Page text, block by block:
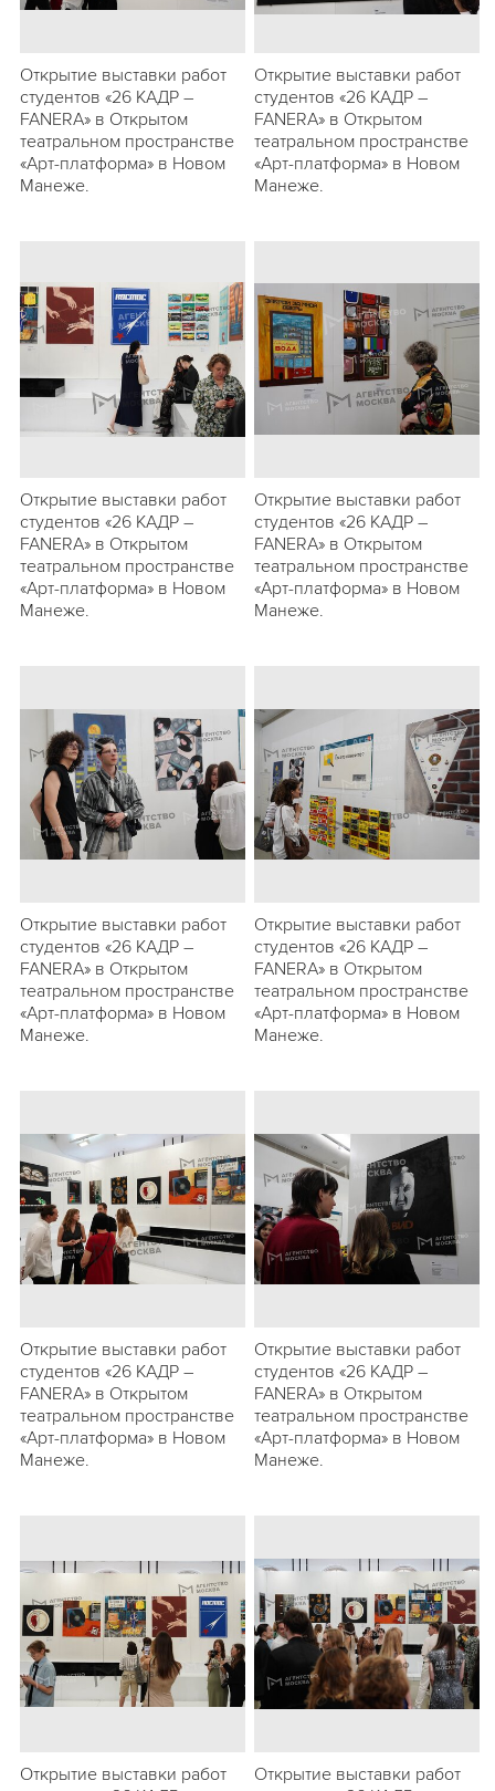
Открытие выставки работ
студентов «26 КАДР –
FANERA» в Открытом
театральном пространстве
«Арт-платформа» в Новом
Манеже.
Открытие выставки работ
студентов «26 КАДР –
FANERA» в Открытом
театральном пространстве
«Арт-платформа» в Новом
Манеже.
Открытие выставки работ
студентов «26 КАДР –
FANERA» в Открытом
театральном пространстве
«Арт-платформа» в Новом
Манеже.
Открытие выставки работ
студентов «26 КАДР –
FANERA» в Открытом
театральном пространстве
«Арт-платформа» в Новом
Манеже.
Открытие выставки работ
студентов «26 КАДР –
FANERA» в Открытом
театральном пространстве
«Арт-платформа» в Новом
Манеже.
Открытие выставки работ
студентов «26 КАДР –
FANERA» в Открытом
театральном пространстве
«Арт-платформа» в Новом
Манеже.
Открытие выставки работ
студентов «26 КАДР –
FANERA» в Открытом
театральном пространстве
«Арт-платформа» в Новом
Манеже.
Открытие выставки работ
студентов «26 КАДР –
FANERA» в Открытом
театральном пространстве
«Арт-платформа» в Новом
Манеже.
Открытие выставки работ
Открытие выставки работ